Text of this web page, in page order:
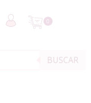
0
BUSCAR